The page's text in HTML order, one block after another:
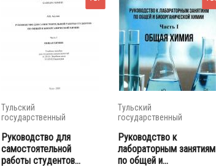
Тульский
государственный
Руководство для
самостоятельной
работы студентов...
Тульский
государственный
Руководство к
лабораторным занятиям
по общей и...